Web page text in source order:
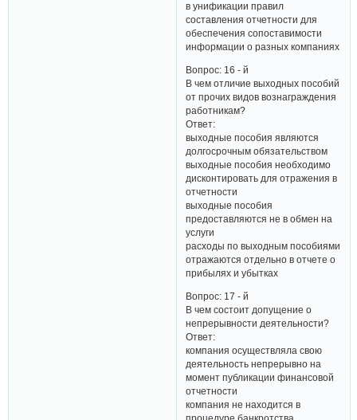
в унификации правил
составления отчетности для
обеспечения сопоставимости
информации о разных компаниях
Вопрос: 16 - й
В чем отличие выходных пособий
от прочих видов вознаграждения
работникам?
Ответ:
выходные пособия являются
долгосрочным обязательством
выходные пособия необходимо
дисконтировать для отражения в
отчетности
выходные пособия
предоставляются не в обмен на
услуги
расходы по выходным пособиями
отражаются отдельно в отчете о
прибылях и убытках
Вопрос: 17 - й
В чем состоит допущение о
непрерывности деятельности?
Ответ:
компания осуществляла свою
деятельность непрерывно на
момент публикации финансовой
отчетности
компания не находится в
процедуре банкротства